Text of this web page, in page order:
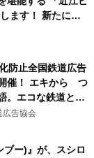
ます！ 新たに
が参加！キリン一
活！
防止全国鉄道広告
催！ エキから つ
。エコな鉄道とと
広告協会
ブー)』が、スシロ